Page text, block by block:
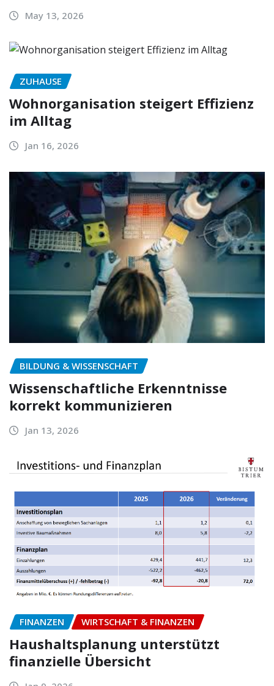
May 13, 2026
ZUHAUSE
Wohnorganisation steigert Effizienz
im Alltag
Jan 16, 2026
BILDUNG & WISSENSCHAFT
Wissenschaftliche Erkenntnisse
korrekt kommunizieren
Jan 13, 2026
FINANZEN WIRTSCHAFT & FINANZEN
Haushaltsplanung unterstützt
finanzielle Übersicht